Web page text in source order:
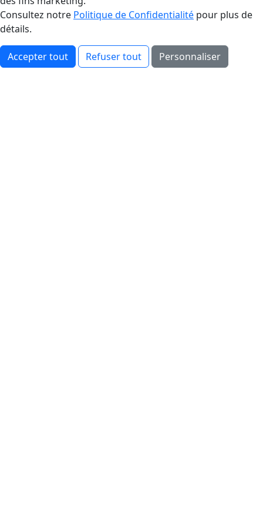
Consultez notre Politique de Confidentialité pour plus de
détails.
Accepter tout Refuser tout Personnaliser